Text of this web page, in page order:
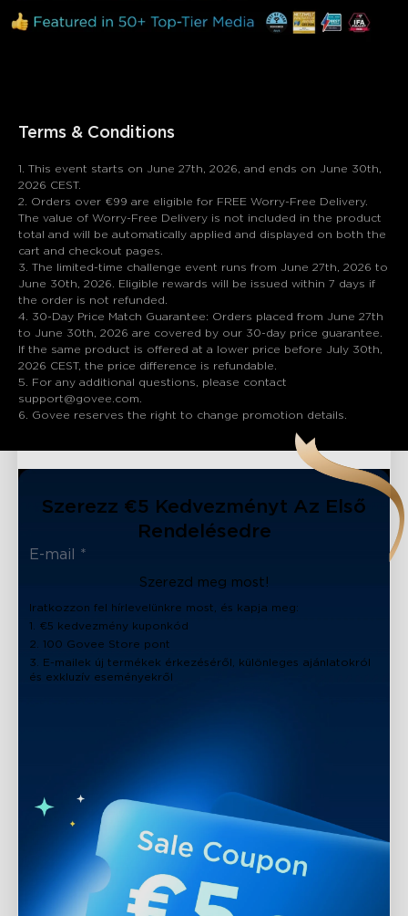
Terms & Conditions
1. This event starts on June 27th, 2026, and ends on June 30th,
2026 CEST.
2. Orders over €99 are eligible for FREE Worry-Free Delivery.
The value of Worry-Free Delivery is not included in the product
total and will be automatically applied and displayed on both the
cart and checkout pages.
3. The limited-time challenge event runs from June 27th, 2026 to
June 30th, 2026. Eligible rewards will be issued within 7 days if
the order is not refunded.
4. 30-Day Price Match Guarantee: Orders placed from June 27th
to June 30th, 2026 are covered by our 30-day price guarantee.
If the same product is offered at a lower price before July 30th,
2026 CEST, the price difference is refundable.
5. For any additional questions, please contact
support@govee.com.
6. Govee reserves the right to change promotion details.
Szerezz €5 Kedvezményt Az Első
Rendelésedre
Szerezd meg most!
Iratkozzon fel hírlevelünkre most, és kapja meg:
1. €5 kedvezmény kuponkód
2. 100 Govee Store pont
3. E-mailek új termékek érkezéséről, különleges ajánlatokról
és exkluzív eseményekről